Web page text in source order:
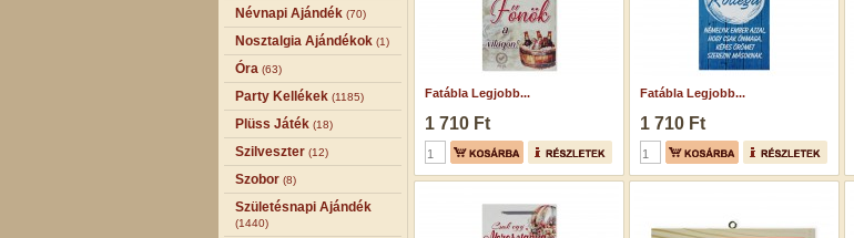
Névnapi Ajándék (70)
Nosztalgia Ajándékok (1)
Óra (63)
Party Kellékek (1185)
Plüss Játék (18)
Szilveszter (12)
Szobor (8)
Születésnapi Ajándék
(1440)
Fatábla Legjobb...
1 710 Ft
Fatábla Legjobb...
1 710 Ft